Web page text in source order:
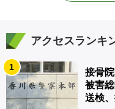
アクセスランキ
1
接骨
被害
送検